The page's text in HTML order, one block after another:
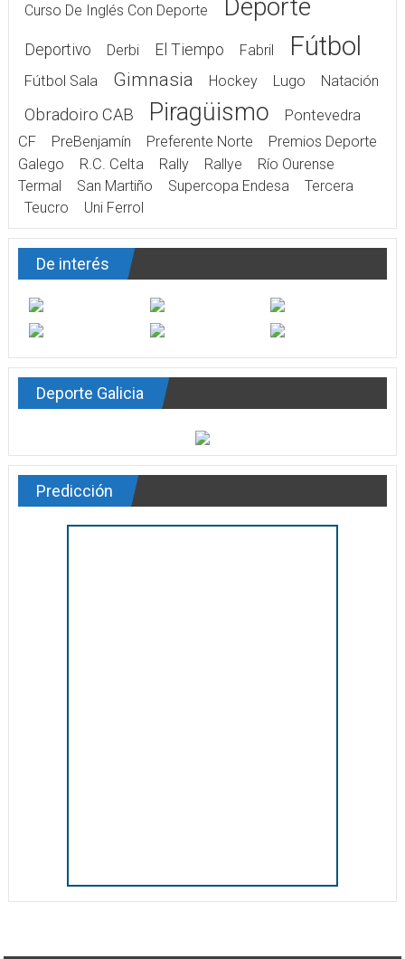
Curso De Inglés Con Deporte
Deporte
Deportivo Derbi El Tiempo Fabril Fútbol
Fútbol Sala Gimnasia Hockey Lugo Natación
Obradoiro CAB Piragüismo
Pontevedra
CF
PreBenjamín Preferente Norte
Premios Deporte
Galego
R.C. Celta Rally Rallye
Río Ourense
Termal
San Martiño Supercopa Endesa
Tercera
Teucro
Uni Ferrol
De interés
Deporte Galicia
Predicción